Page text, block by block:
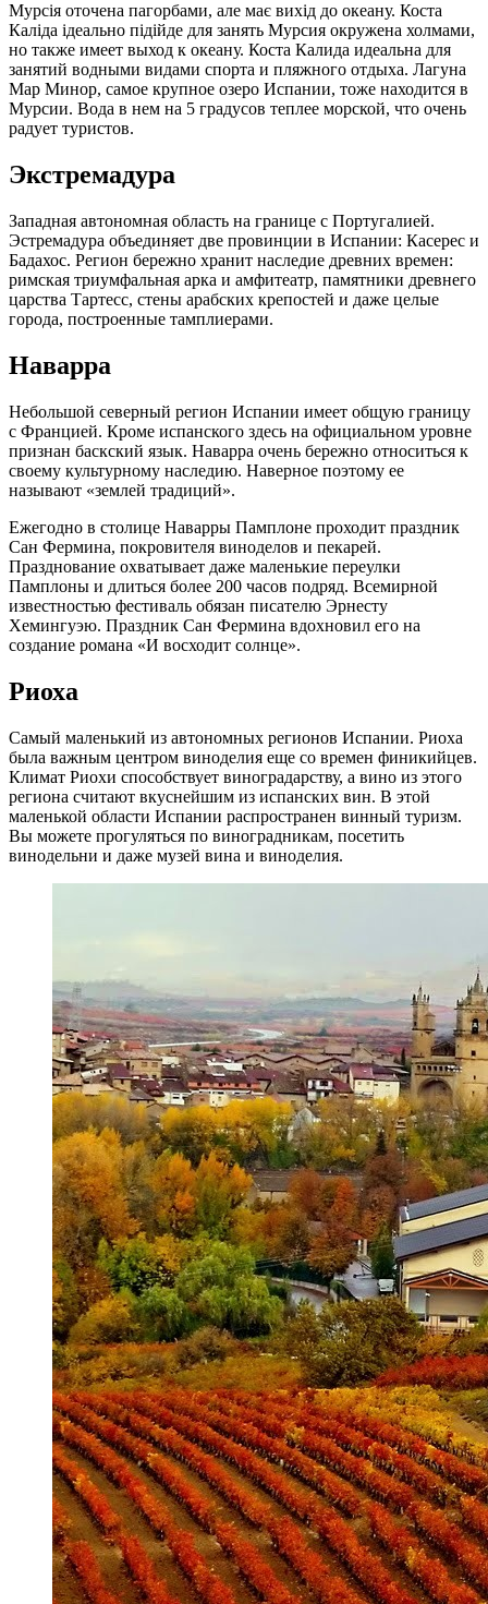
Мурсія оточена пагорбами, але має вихід до океану. Коста
Каліда ідеально підійде для занять Мурсия окружена холмами,
но также имеет выход к океану. Коста Калида идеальна для
занятий водными видами спорта и пляжного отдыха. Лагуна
Мар Минор, самое крупное озеро Испании, тоже находится в
Мурсии. Вода в нем на 5 градусов теплее морской, что очень
радует туристов.
Экстремадура
Западная автономная область на границе с Португалией.
Эстремадура объединяет две провинции в Испании: Касерес и
Бадахос. Регион бережно хранит наследие древних времен:
римская триумфальная арка и амфитеатр, памятники древнего
царства Тартесс, стены арабских крепостей и даже целые
города, построенные тамплиерами.
Наварра
Небольшой северный регион Испании имеет общую границу
с Францией. Кроме испанского здесь на официальном уровне
признан баскский язык. Наварра очень бережно относиться к
своему культурному наследию. Наверное поэтому ее
называют «землей традиций».
Ежегодно в столице Наварры Памплоне проходит праздник
Сан Фермина, покровителя виноделов и пекарей.
Празднование охватывает даже маленькие переулки
Памплоны и длиться более 200 часов подряд. Всемирной
известностью фестиваль обязан писателю Эрнесту
Хемингуэю. Праздник Сан Фермина вдохновил его на
создание романа «И восходит солнце».
Риоха
Самый маленький из автономных регионов Испании. Риоха
была важным центром виноделия еще со времен финикийцев.
Климат Риохи способствует виноградарству, а вино из этого
региона считают вкуснейшим из испанских вин. В этой
маленькой области Испании распространен винный туризм.
Вы можете прогуляться по виноградникам, посетить
винодельни и даже музей вина и виноделия.